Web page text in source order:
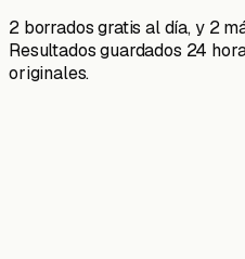
2 borrados gratis al día, y 2
Resultados guardados 24
originales.